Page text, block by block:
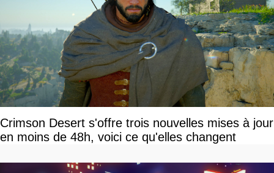
Crimson Desert s'offre trois nouvelles mises à jour
en moins de 48h, voici ce qu'elles changent